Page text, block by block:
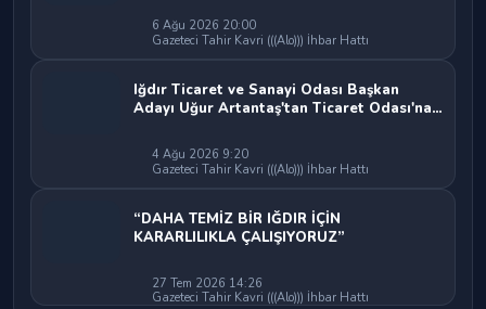
6 Ağu 2026 20:00
Gazeteci Tahir Kavri (((Alo))) İhbar Hattı
Iğdır Ticaret ve Sanayi Odası Başkan
Adayı Uğur Artantaş'tan Ticaret Odası'na
Bırakılamaz"
4 Ağu 2026 9:20
Gazeteci Tahir Kavri (((Alo))) İhbar Hattı
“DAHA TEMİZ BİR IĞDIR İÇİN
KARARLILIKLA ÇALIŞIYORUZ”
27 Tem 2026 14:26
Gazeteci Tahir Kavri (((Alo))) İhbar Hattı